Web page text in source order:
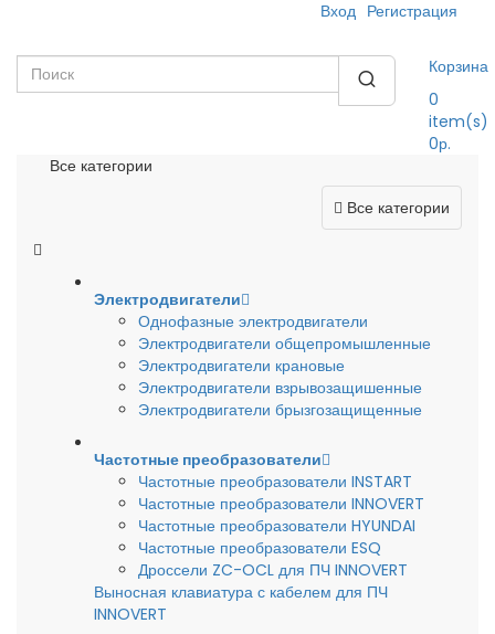
Вход Регистрация
Корзина
0
item(s)
0р.
Все категории
Все категории
Электродвигатели
Однофазные электродвигатели
Электродвигатели общепромышленные
Электродвигатели крановые
Электродвигатели взрывозащишенные
Электродвигатели брызгозащищенные
Частотные преобразователи
Частотные преобразователи INSTART
Частотные преобразователи INNOVERT
Частотные преобразователи HYUNDAI
Частотные преобразователи ESQ
Дроссели ZC-OCL для ПЧ INNOVERT
Выносная клавиатура с кабелем для ПЧ
INNOVERT